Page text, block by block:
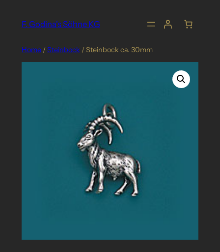
F. Godina's Söhne KG
Home/Steinbock/ Steinbock ca. 30mm